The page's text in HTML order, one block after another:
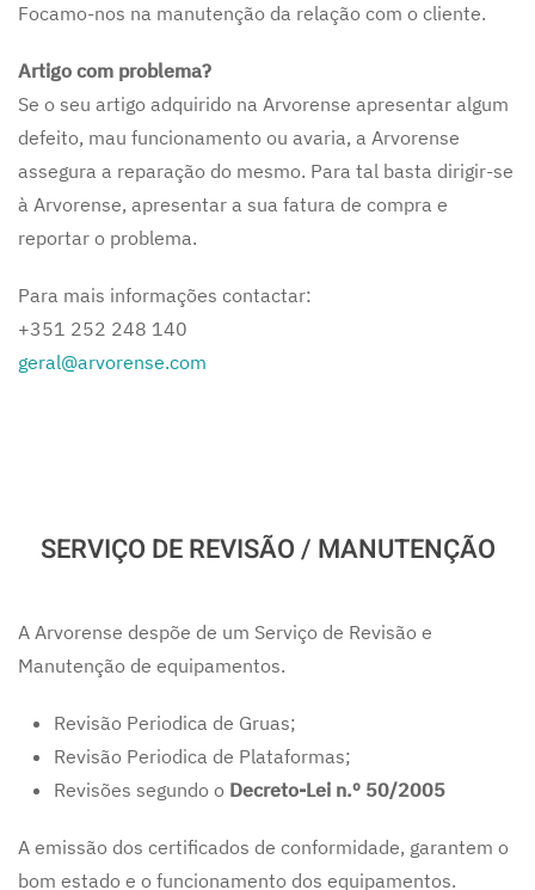
Focamo-nos na manutenção da relação com o cliente.
Artigo com problema?
Se o seu artigo adquirido na Arvorense apresentar algum
defeito, mau funcionamento ou avaria, a Arvorense
assegura a reparação do mesmo. Para tal basta dirigir-se
à Arvorense, apresentar a sua fatura de compra e
reportar o problema.
Para mais informações contactar:
+351 252 248 140
geral@arvorense.com
SERVIÇO DE REVISÃO / MANUTENÇÃO
A Arvorense despõe de um Serviço de Revisão e
Manutenção de equipamentos.
Revisão Periodica de Gruas;
Revisão Periodica de Plataformas;
Revisões segundo o Decreto-Lei n.º 50/2005
A emissão dos certificados de conformidade, garantem o
bom estado e o funcionamento dos equipamentos.